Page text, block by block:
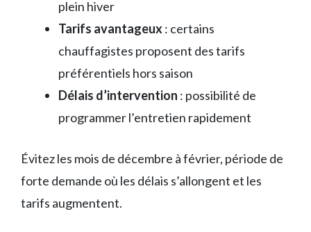
plein hiver
Tarifs avantageux: certains
chauffagistes proposent des tarifs
préférentiels hors saison
Délais d’intervention : possibilité de
programmer l’entretien rapidement
Évitez les mois de décembre à février, période de
forte demande où les délais s’allongent et les
tarifs augmentent.